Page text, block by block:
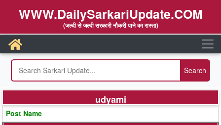
WWW.DailySarkariUpdate.COM
(जल्दी से जल्दी सरकारी नौकरी पाने का रास्ता)
udyami
Post Name